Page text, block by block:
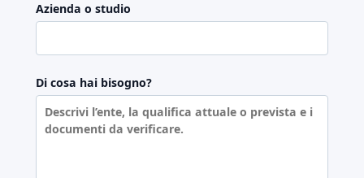
Azienda o studio
Di cosa hai bisogno?